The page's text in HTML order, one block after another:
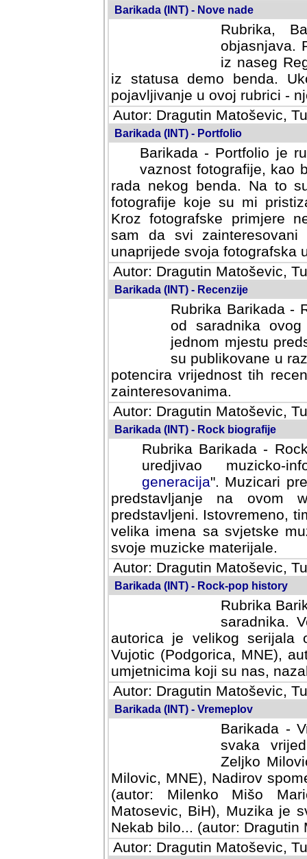
Barikada (INT) - Nove nade
Rubrika,
objasnjava.
iz naseg
iz statusa demo benda.
pojavljivanje u ovoj rubrici -
Autor: Dragutin Matoševic,
Barikada (INT) - Portfolio
Barikada - Portfolio je
vaznost fotografije, kao
rada nekog benda. Na to
fotografije koje su mi
fotografske primjere
svi zainteresovani
svoja fotografska umijeca.
Autor: Dragutin Matoševic,
Barikada (INT) - Recenzije
Rubrika Barikada -
od saradnika
jednom mjestu
su publikovane u
potencira vrijednost tih
zainteresovanima.
Autor: Dragutin Matoševic,
Barikada (INT) - Rock biografije
Rubrika Barikada -
uredjivao muzicko-
Muzicari predstavljeni u
na ovom web portalu
Istovremeno, tim nacinom
sa svjetske muzicke scene
materijale.
Autor: Dragutin Matoševic,
Barikada (INT) - Rock-pop history
Rubrika
saradnika.
autorica je velikog serijala
Vujotic (Podgorica, MNE),
umjetnicima koji su nas,
Autor: Dragutin Matoševic,
Barikada (INT) - Vremeplov
Barikada -
svaka
Milovic,
MNE), Nadirov spomenar
Milenko Mišo Maric, UK),
Muzika je svirala (autor:
(autor: Dragutin Matosevic,
Autor: Dragutin Matoševic,